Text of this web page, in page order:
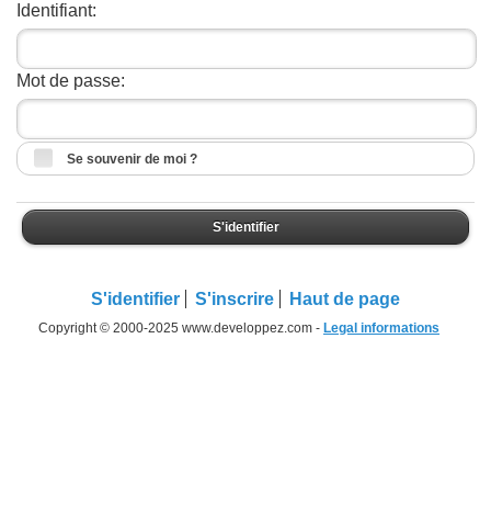
Identifiant:
Mot de passe:
Se souvenir de moi ?
S'identifier
S'identifier S'inscrire Haut de page
Copyright © 2000-2025 www.developpez.com - Legal informations